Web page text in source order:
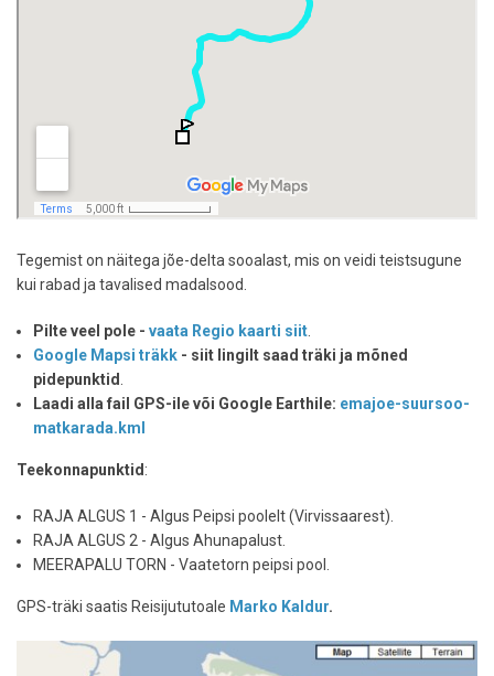
Tegemist on näitega jõe-delta sooalast, mis on veidi teistsugune
kui rabad ja tavalised madalsood.
Pilte veel pole - vaata Regio kaarti siit
Google Mapsi träkk - siit lingilt saad träki ja mõned
pidepunktid
Laadi alla fail GPS-ile või Google Earthile: emajoe-suursoo-
matkarada.kml
Teekonnapunktid :
RAJA ALGUS 1 - Algus Peipsi poolelt (Virvissaarest).
RAJA ALGUS 2 - Algus Ahunapalust.
MEERAPALU TORN - Vaatetorn peipsi pool.
GPS-träki saatis Reisijututoale Marko Kaldur.